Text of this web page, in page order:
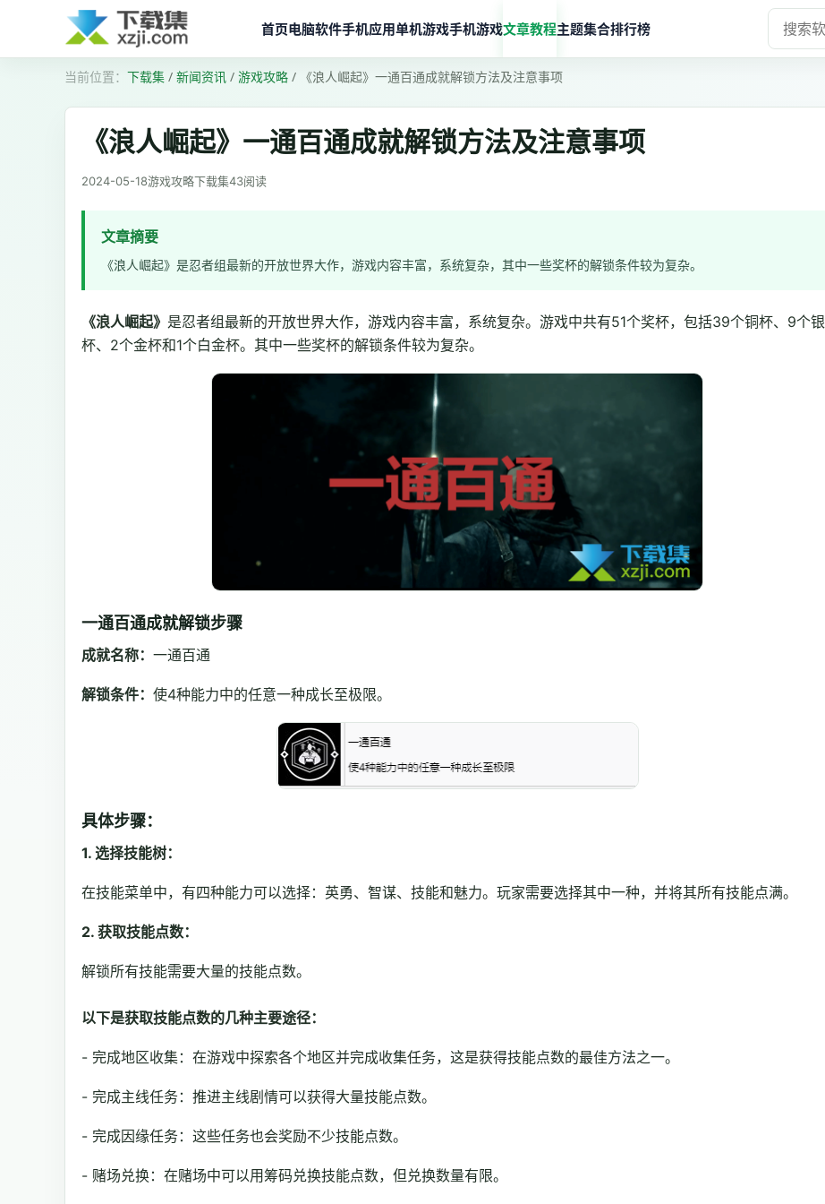
首页电脑软件手机应用单机游戏手机游戏文章教程主题集合排行榜
下载集 / 新闻资讯 / 游戏攻略 / 《浪人崛起》一通百通成就解锁方法及注意事项
《浪人崛起》一通百通成就解锁方法及注意事项
2024-05-18游戏攻略下载集43阅读
文章摘要
《浪人崛起》是忍者组最新的开放世界大作，游戏内容丰富，系统复杂，其中一些奖杯的解锁条件较为复杂。
《浪人崛起》 是忍者组最新的开放世界大作，游戏内容丰富，系统复杂。游戏中共有51个奖杯，包括39个铜杯、9个银
杯、2个金杯和1个白金杯。其中一些奖杯的解锁条件较为复杂。
一通百通成就解锁步骤
成就名称： 一通百通
解锁条件： 使4种能力中的任意一种成长至极限。
具体步骤：
1. 选择技能树：
在技能菜单中，有四种能力可以选择：英勇、智谋、技能和魅力。玩家需要选择其中一种，并将其所有技能点满。
2. 获取技能点数：
解锁所有技能需要大量的技能点数。
以下是获取技能点数的几种主要途径：
- 完成地区收集：在游戏中探索各个地区并完成收集任务，这是获得技能点数的最佳方法之一。
- 完成主线任务：推进主线剧情可以获得大量技能点数。
- 完成因缘任务：这些任务也会奖励不少技能点数。
- 赌场兑换：在赌场中可以用筹码兑换技能点数，但兑换数量有限。